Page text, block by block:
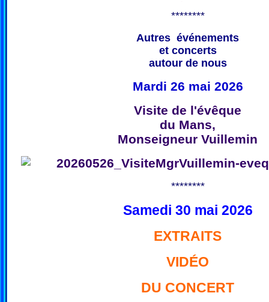
********
Autres événements
et concerts
autour de nous
Mardi 26 mai 2026
Visite de l'évêque
du Mans,
Monseigneur Vuillemin
********
Samedi 30 mai 2026
EXTRAITS
VIDÉO
DU CONCERT